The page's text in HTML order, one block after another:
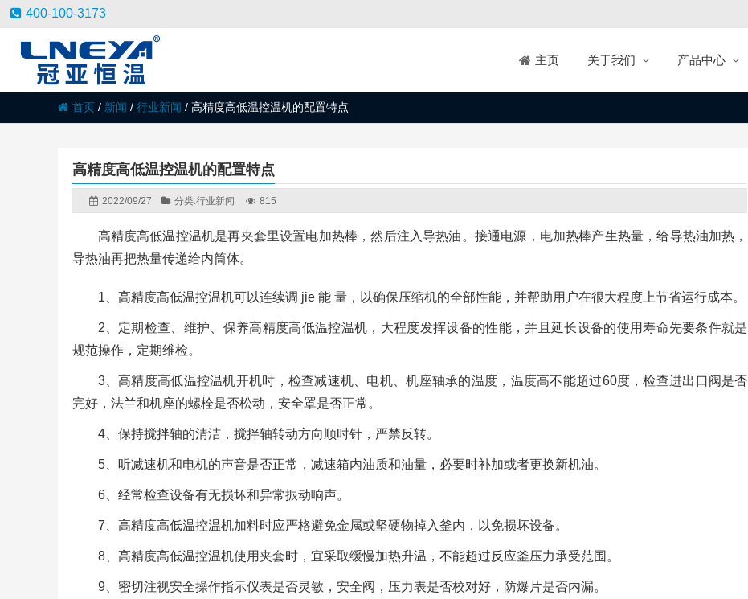
400-100-3173
主页 关于我们 产品中心
首页 / 新闻 / 行业新闻 / 高精度高低温控温机的配置特点
高精度高低温控温机的配置特点
2022/09/27 分类:行业新闻 815
高精度高低温控温机是再夹套里设置电加热棒，然后注入导热油。接通电源，电加热棒产生热量，给导热油加热，
导热油再把热量传递给内筒体。
1、高精度高低温控温机可以连续调 jie 能 量，以确保压缩机的全部性能，并帮助用户在很大程度上节省运行成本。
2、定期检查、维护、保养高精度高低温控温机，大程度发挥设备的性能，并且延长设备的使用寿命先要条件就是
规范操作，定期维检。
3、高精度高低温控温机开机时，检查减速机、电机、机座轴承的温度，温度高不能超过60度，检查进出口阀是否
完好，法兰和机座的螺栓是否松动，安全罩是否正常。
4、保持搅拌轴的清洁，搅拌轴转动方向顺时针，严禁反转。
5、听减速机和电机的声音是否正常，减速箱内油质和油量，必要时补加或者更换新机油。
6、经常检查设备有无损坏和异常振动响声。
7、高精度高低温控温机加料时应严格避免金属或坚硬物掉入釜内，以免损坏设备。
8、高精度高低温控温机使用夹套时，宜采取缓慢加热升温，不能超过反应釜压力承受范围。
9、密切注视安全操作指示仪表是否灵敏，安全阀，压力表是否校对好，防爆片是否内漏。